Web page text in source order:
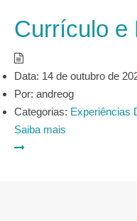
Currículo e
Data: 14 de outubro de
Por: andreog
Categorias: Experiências
Saiba mais